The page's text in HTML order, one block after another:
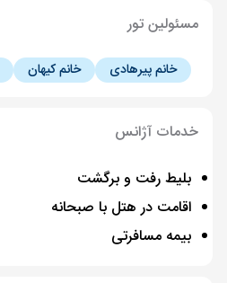
مسئولین تور
خانم پیرهادی خانم کیهان
خدمات آژانس
بلیط رفت و برگشت
اقامت در هتل با صبحانه
بیمه مسافرتی